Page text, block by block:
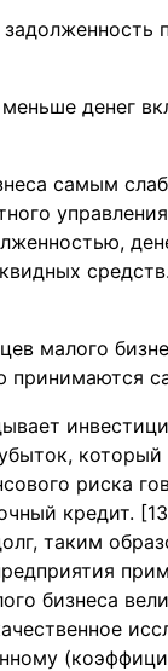
денег
самым
малого
принимаются
риска
кредит.
таким
бизнеса